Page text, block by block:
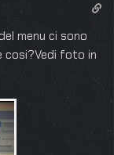
menu ci sono
cosi?Vedi foto in